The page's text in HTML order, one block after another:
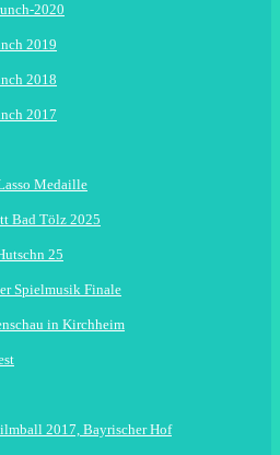
2020
2019
2018
2017
Medaille
Bad Tölz 2025
25
Spielmusik Finale
in Kirchheim
2017, Bayrischer Hof